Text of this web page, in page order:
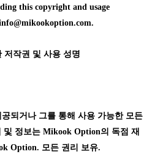
this copyright and usage
저작권 및 사용 성명
공되거나 그를 통해 사용 가능한 모든
및 정보는 Mikook Option의 독점 재
Option. 모든 권리 보유.